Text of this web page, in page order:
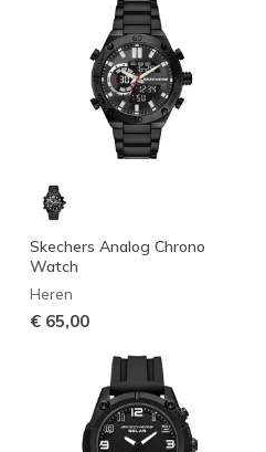
Skechers Analog Chrono
Watch
Heren
€ 65,00